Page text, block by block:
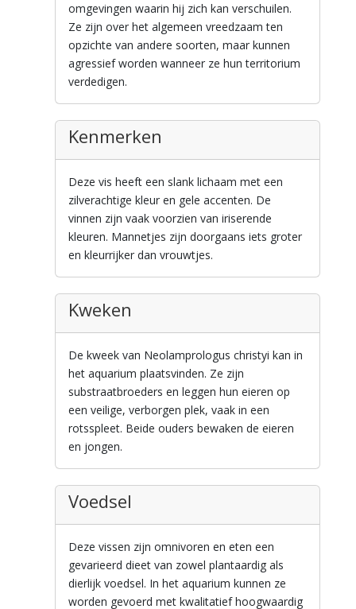
omgevingen waarin hij zich kan verschuilen.
Ze zijn over het algemeen vreedzaam ten
opzichte van andere soorten, maar kunnen
agressief worden wanneer ze hun territorium
verdedigen.
Kenmerken
Deze vis heeft een slank lichaam met een
zilverachtige kleur en gele accenten. De
vinnen zijn vaak voorzien van iriserende
kleuren. Mannetjes zijn doorgaans iets groter
en kleurrijker dan vrouwtjes.
Kweken
De kweek van Neolamprologus christyi kan in
het aquarium plaatsvinden. Ze zijn
substraatbroeders en leggen hun eieren op
een veilige, verborgen plek, vaak in een
rotsspleet. Beide ouders bewaken de eieren
en jongen.
Voedsel
Deze vissen zijn omnivoren en eten een
gevarieerd dieet van zowel plantaardig als
dierlijk voedsel. In het aquarium kunnen ze
worden gevoerd met kwalitatief hoogwaardig